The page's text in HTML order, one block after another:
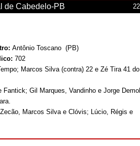
de Cabedelo-PB
Antônio Toscano (PB)
702
Marcos Silva (contra) 22 e Zé Tira 41 do
Gil Marques, Vandinho e Jorge
Marcos Silva e Clóvis; Lúcio, Régis e